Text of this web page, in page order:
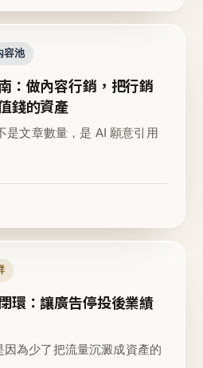
容池
：做內容行銷，把行銷
錢的資產
是文章數量，是 AI 願意引用
環：讓廣告停投後業績
因為少了把流量沉澱成資產的